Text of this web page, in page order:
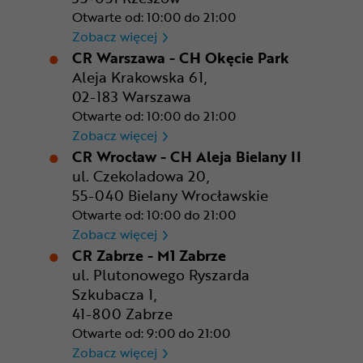
Otwarte od: 10:00 do 21:00
Zobacz więcej CR Rzeszów
CR Warszawa - CH Okęcie Park
Aleja Krakowska 61,
02-183 Warszawa
Otwarte od: 10:00 do 21:00
Zobacz więcej CR Warszawa - CH Okęcie
CR Wrocław - CH Aleja Bielany II
ul. Czekoladowa 20,
55-040 Bielany Wrocławskie
Otwarte od: 10:00 do 21:00
Zobacz więcej CR Wrocław - CH Aleja
CR Zabrze - M1 Zabrze
ul. Plutonowego Ryszarda
Szkubacza 1,
41-800 Zabrze
Otwarte od: 9:00 do 21:00
Zobacz więcej CR Zabrze - M1 Zabrze